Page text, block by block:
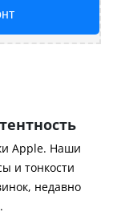
Apple. Наши
и тонкости
недавно